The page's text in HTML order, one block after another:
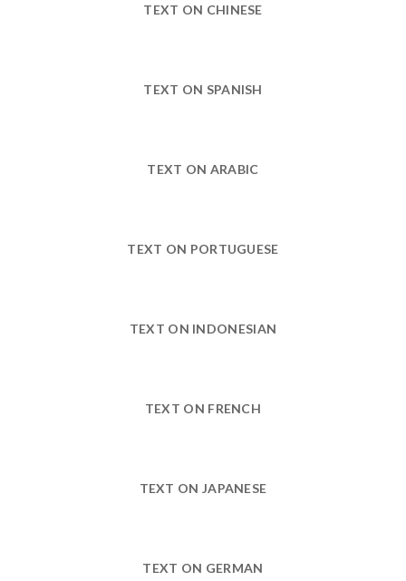
TEXT ON CHINESE
TEXT ON SPANISH
TEXT ON ARABIC
TEXT ON PORTUGUESE
TEXT ON INDONESIAN
TEXT ON FRENCH
TEXT ON JAPANESE
TEXT ON GERMAN